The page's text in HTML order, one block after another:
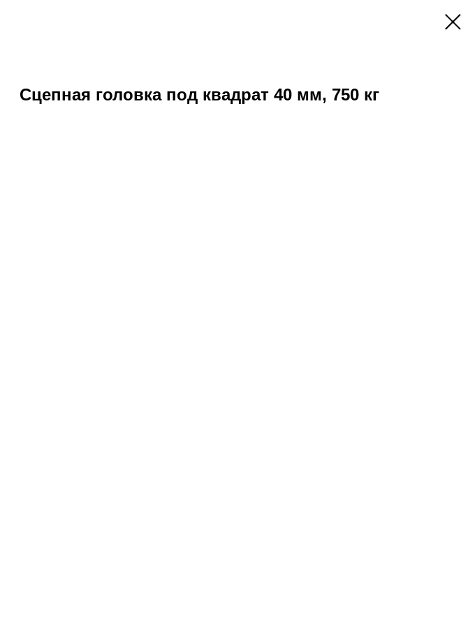
Сцепная головка под квадрат 40 мм, 750 кг